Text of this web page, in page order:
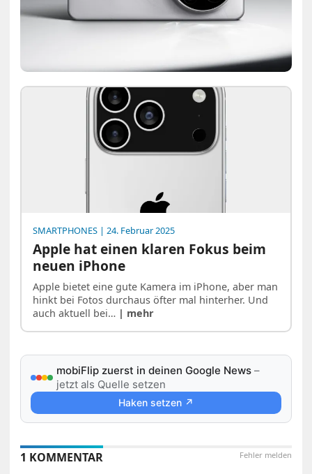
SMARTPHONES | 24. Februar 2025
Apple hat einen klaren Fokus beim
neuen iPhone
Apple bietet eine gute Kamera im iPhone, aber man
hinkt bei Fotos durchaus öfter mal hinterher. Und
auch aktuell bei… | mehr
mobiFlip zuerst in deinen Google News –
jetzt als Quelle setzen
Haken setzen ↗
Fehler melden
1 KOMMENTAR